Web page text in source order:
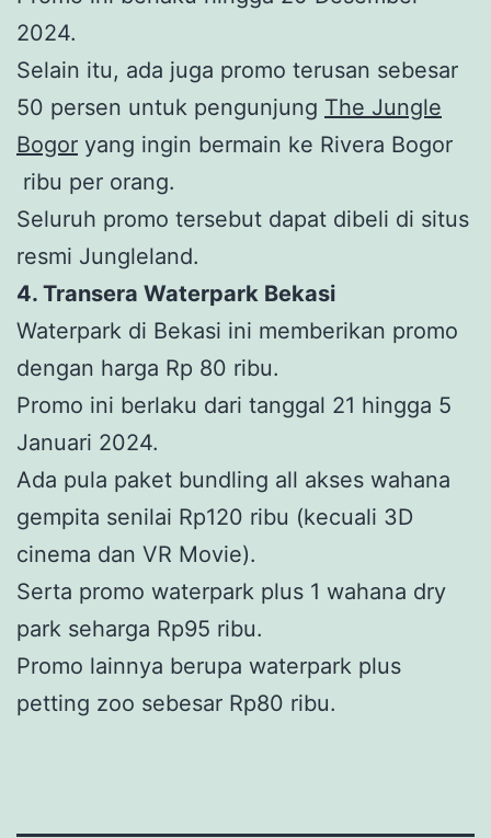
2024.
Selain itu, ada juga promo terusan sebesar
50 persen untuk pengunjung The Jungle
Bogor yang ingin bermain ke Rivera Bogor
ribu per orang.
Seluruh promo tersebut dapat dibeli di situs
resmi Jungleland.
4. Transera Waterpark Bekasi
Waterpark di Bekasi ini memberikan promo
dengan harga Rp 80 ribu.
Promo ini berlaku dari tanggal 21 hingga 5
Januari 2024.
Ada pula paket bundling all akses wahana
gempita senilai Rp120 ribu (kecuali 3D
cinema dan VR Movie).
Serta promo waterpark plus 1 wahana dry
park seharga Rp95 ribu.
Promo lainnya berupa waterpark plus
petting zoo sebesar Rp80 ribu.